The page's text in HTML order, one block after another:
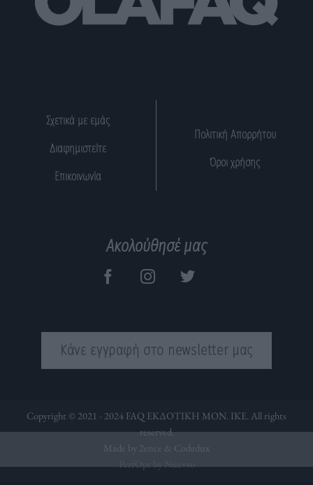
Σχετικά με εμάς
Διαφημιστείτε
Επικοινωνία
Πολιτική Απορρήτου
Όροι χρήσης
Ακολούθησέ μας
Κάνε εγγραφή στο newsletter μας
Copyright © 2021 - 2024 FAQ ΕΚΔΟΤΙΚΗ ΜΟΝ. ΙΚΕ. All rights
reserved.
Made by 2ence & Codedux
PerfOps by Nuevvo